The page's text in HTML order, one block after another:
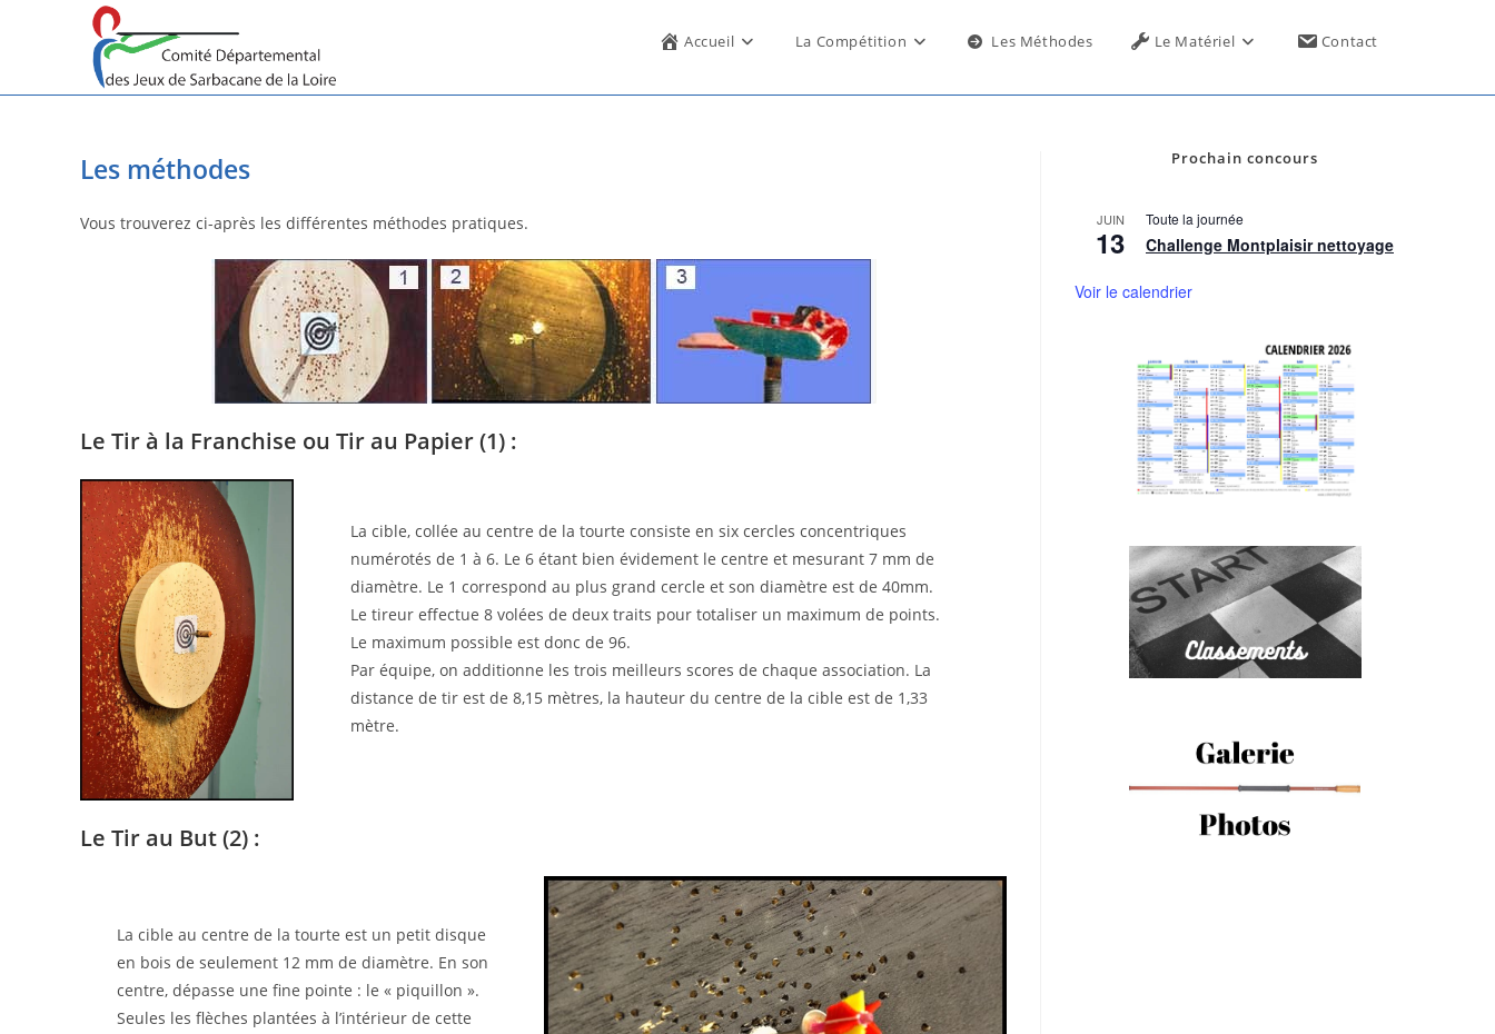
Accueil La Compétition Les Méthodes Le Matériel Contact
Les méthodes
Vous trouverez ci-après les différentes méthodes pratiques.
Le Tir à la Franchise ou Tir au Papier (1) :
La cible, collée au centre de la tourte consiste en six cercles concentriques
numérotés de 1 à 6. Le 6 étant bien évidement le centre et mesurant 7 mm de
diamètre. Le 1 correspond au plus grand cercle et son diamètre est de 40mm.
Le tireur effectue 8 volées de deux traits pour totaliser un maximum de points.
Le maximum possible est donc de 96.
Par équipe, on additionne les trois meilleurs scores de chaque association. La
distance de tir est de 8,15 mètres, la hauteur du centre de la cible est de 1,33
mètre.
Le Tir au But (2) :
La cible au centre de la tourte est un petit disque
en bois de seulement 12 mm de diamètre. En son
centre, dépasse une fine pointe : le « piquillon ».
Seules les flèches plantées à l’intérieur de cette
Prochain concours
JUIN
13
Toute la journée
Challenge Montplaisir nettoyage
Voir le calendrier